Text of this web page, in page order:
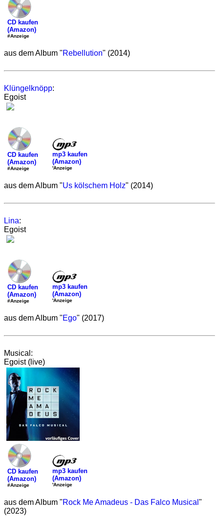
CD kaufen
(Amazon)
#Anzeige
aus dem Album "Rebellution" (2014)
Klüngelknöpp:
Egoist
CD kaufen
(Amazon)
#Anzeige
mp3 kaufen
(Amazon)
'Anzeige
aus dem Album "Us kölschem Holz" (2014)
Lina:
Egoist
CD kaufen
(Amazon)
#Anzeige
mp3 kaufen
(Amazon)
'Anzeige
aus dem Album "Ego" (2017)
Musical:
Egoist (live)
CD kaufen
(Amazon)
#Anzeige
mp3 kaufen
(Amazon)
'Anzeige
aus dem Album "Rock Me Amadeus - Das Falco Musical "
(2023)